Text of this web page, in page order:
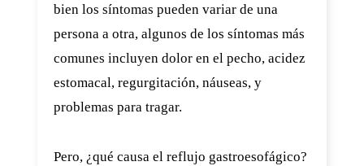
bien los síntomas pueden variar de una
persona a otra, algunos de los síntomas más
comunes incluyen dolor en el pecho, acidez
estomacal, regurgitación, náuseas, y
problemas para tragar.
Pero, ¿qué causa el reflujo gastroesofágico?